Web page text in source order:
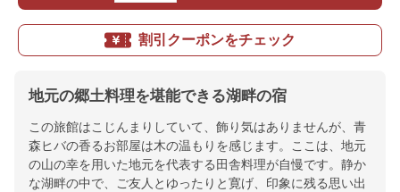
割引クーポンをチェック
地元の郷土料理を堪能できる湖畔の宿
この旅館はこじんまりしていて、飾り気はありませんが、青
森ヒバの香るお部屋は木の温もりを感じます。ここは、地元
の山の幸を用いた地元を代表する田舎料理が自慢です。静か
な湖畔の中で、ご友人とゆったりと寛げ、印象に残る思い出